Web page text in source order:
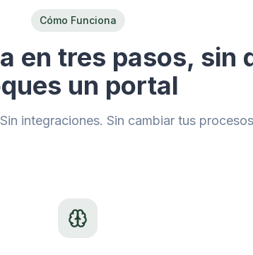
Cómo Funciona
en tres pasos, sin
un portal
integraciones. Sin cambiar tus